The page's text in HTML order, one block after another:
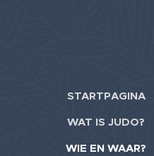
STARTPAGINA
WAT IS JUDO?
WIE EN WAAR?